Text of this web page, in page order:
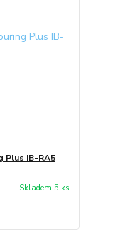
Plus IB-RA5
Skladem 5 ks